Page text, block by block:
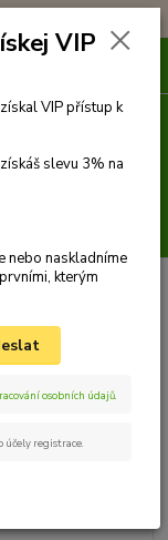
pro psa, hnědá - 65 cm
65 cm x
VIP
VIP přístup k
slevu 3% na
nebo naskladníme
kterým
osobních údajů.
účely registrace.